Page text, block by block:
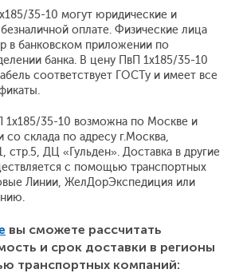
35-10 могут юридические и
оплате. Физические лица
в банковском приложении по
банка. В цену ПвП 1x185/35-10
соответствует ГОСТу и имеет все
1x185/35-10 возможна по Москве и
склада по адресу г.Москва,
стр.5, ДЦ «Гульден». Доставка в другие
с помощью транспортных
Линии, ЖелДорЭкспедиция или
вы сможете рассчитать
и срок доставки в регионы
транспортных компаний: